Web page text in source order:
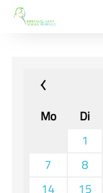
Neu hier?
Für
Willkommen
Mo
Di
1
7
8
14
15